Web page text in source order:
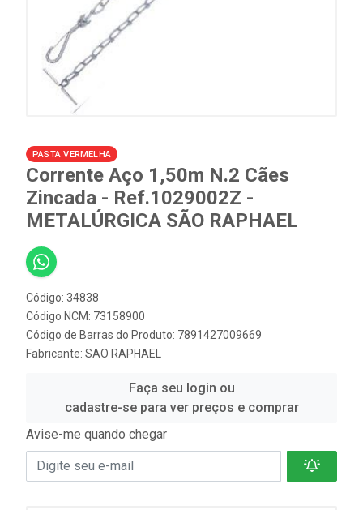
PASTA VERMELHA
Corrente Aço 1,50m N.2 Cães
Zincada - Ref.1029002Z -
METALÚRGICA SÃO RAPHAEL
Código: 34838
Código NCM: 73158900
Código de Barras do Produto: 7891427009669
Fabricante: SAO RAPHAEL
Faça seu login ou
cadastre-se para ver preços e comprar
Avise-me quando chegar